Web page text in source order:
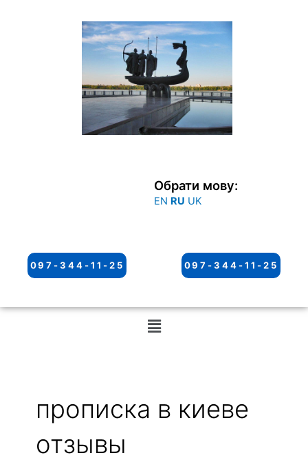
Обрати мову:
EN RU UK
097-344-11-25 097-344-11-25
Меню
прописка в киеве
отзывы